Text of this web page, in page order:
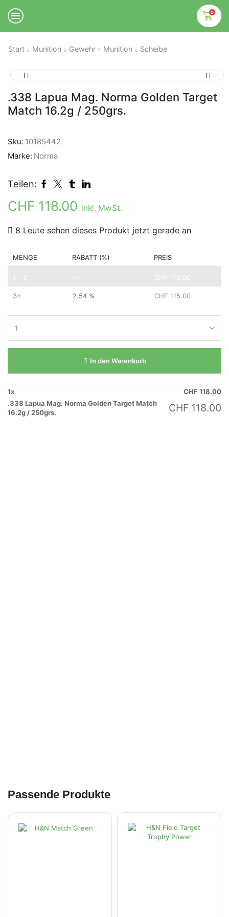
0
Start Munition Gewehr - Munition Scheibe
.338 Lapua Mag. Norma Golden Target
Match 16.2g / 250grs.
Sku: 10185442
Marke: Norma
Teilen:
CHF 118.00 inkl. MwSt.
8 Leute sehen dieses Produkt jetzt gerade an
MENGE RABATT (%) PREIS
3+ 2.54 % CHF 115.00
In den Warenkorb
1x CHF 118.00
.338 Lapua Mag. Norma Golden Target Match
16.2g / 250grs.
CHF 118.00
Passende Produkte